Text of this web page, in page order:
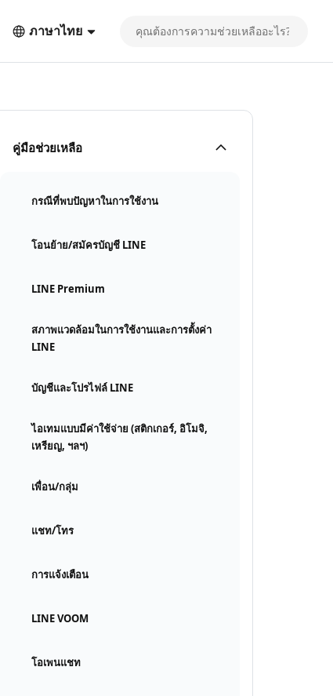
ภาษาไทย
คู่มือช่วยเหลือ
กรณีที่พบปัญหาในการใช้งาน
โอนย้าย/สมัครบัญชี LINE
LINE Premium
สภาพแวดล้อมในการใช้งานและการตั้งค่า
LINE
บัญชีและโปรไฟล์ LINE
ไอเทมแบบมีค่าใช้จ่าย (สติกเกอร์, อิโมจิ,
เหรียญ, ฯลฯ)
เพื่อน/กลุ่ม
แชท/โทร
การแจ้งเตือน
LINE VOOM
โอเพนแชท